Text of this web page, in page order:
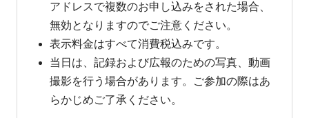
アドレスで複数のお申し込みをされた場合、
無効となりますのでご注意ください。
表示料金はすべて消費税込みです。
当日は、記録および広報のための写真、動画
撮影を行う場合があります。ご参加の際はあ
らかじめご了承ください。